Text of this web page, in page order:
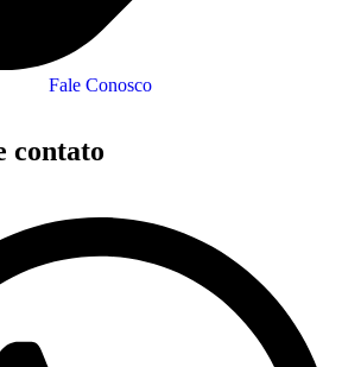
Fale Conosco
contato